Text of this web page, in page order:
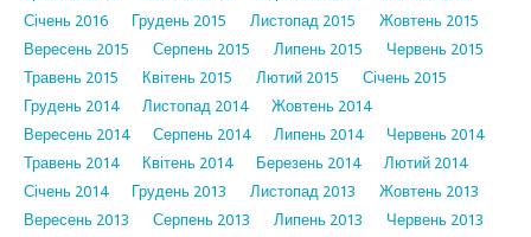
Січень 2016
Грудень 2015 Листопад 2015
Жовтень 2015
Вересень 2015
Серпень 2015 Липень 2015
Червень 2015
Травень 2015
Квітень 2015 Лютий 2015
Січень 2015
Грудень 2014
Листопад 2014
Жовтень 2014
Вересень 2014
Серпень 2014 Липень 2014
Червень 2014
Травень 2014
Квітень 2014 Березень 2014
Лютий 2014
Січень 2014
Грудень 2013 Листопад 2013
Жовтень 2013
Вересень 2013
Серпень 2013 Липень 2013
Червень 2013